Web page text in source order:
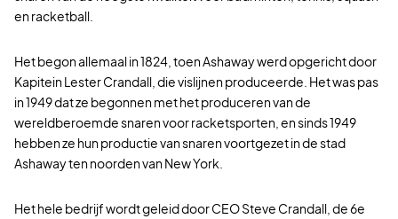
en racketball.
Het begon allemaal in 1824, toen Ashaway werd opgericht door
Kapitein Lester Crandall, die vislijnen produceerde. Het was pas
in 1949 dat ze begonnen met het produceren van de
wereldberoemde snaren voor racketsporten, en sinds 1949
hebben ze hun productie van snaren voortgezet in de stad
Ashaway ten noorden van New York.
Het hele bedrijf wordt geleid door CEO Steve Crandall, de 6e